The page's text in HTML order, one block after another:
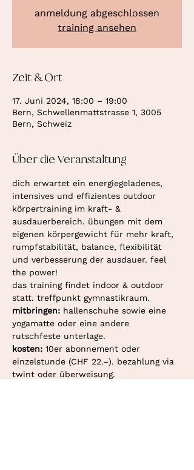
anmeldung abgeschlossen
training ansehen
Zeit & Ort
17. Juni 2024, 18:00 – 19:00
Bern, Schwellenmattstrasse 1, 3005
Bern, Schweiz
Über die Veranstaltung
dich erwartet ein energiegeladenes,
intensives und effizientes outdoor
körpertraining im kraft- &
ausdauerbereich. übungen mit dem
eigenen körpergewicht für mehr kraft,
rumpfstabilität, balance, flexibilität
und verbesserung der ausdauer. feel
the power!
das training findet indoor & outdoor
statt. treffpunkt gymnastikraum.
mitbringen: hallenschuhe sowie eine
yogamatte oder eine andere
rutschfeste unterlage.
kosten: 10er abonnement oder
einzelstunde (CHF 22.–). bezahlung via
twint oder überweisung.